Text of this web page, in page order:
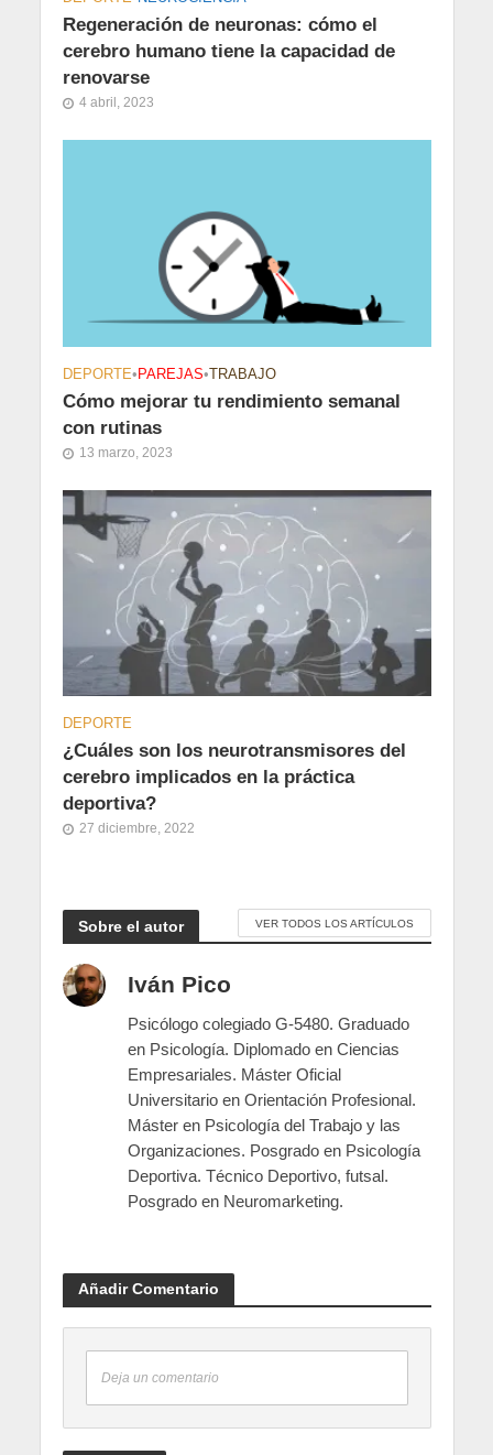
Regeneración de neuronas: cómo el
cerebro humano tiene la capacidad de
renovarse
4 abril, 2023
DEPORTE• PAREJAS•TRABAJO
Cómo mejorar tu rendimiento semanal
con rutinas
13 marzo, 2023
DEPORTE
¿Cuáles son los neurotransmisores del
cerebro implicados en la práctica
deportiva?
27 diciembre, 2022
Sobre el autor VER TODOS LOS ARTÍCULOS
Iván Pico
Psicólogo colegiado G-5480. Graduado
en Psicología. Diplomado en Ciencias
Empresariales. Máster Oficial
Universitario en Orientación Profesional.
Máster en Psicología del Trabajo y las
Organizaciones. Posgrado en Psicología
Deportiva. Técnico Deportivo, futsal.
Posgrado en Neuromarketing.
Añadir Comentario
Deja un comentario